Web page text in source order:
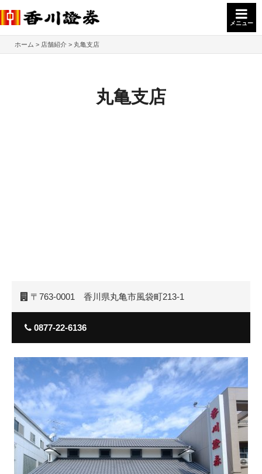
メニュー
ホーム 店舗紹介 丸亀支店
丸亀支店
〒763-0001 香川県丸亀市風袋町213-1
0877-22-6136